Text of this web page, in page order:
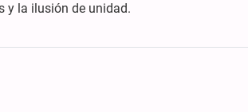
y la ilusión de unidad.